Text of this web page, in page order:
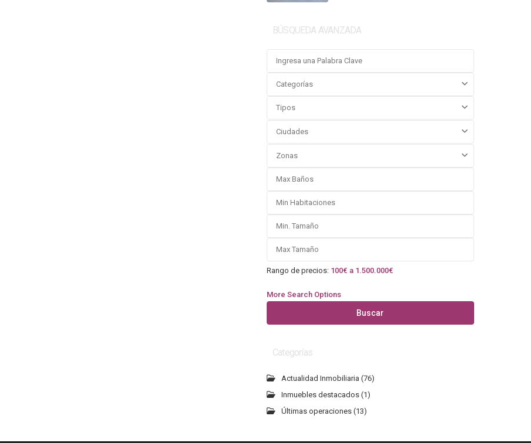
BÚSQUEDA AVANZADA
Categorías
Tipos
Ciudades
Zonas
Rango de precios: 100€ a 1.500.000€
More Search Options
Buscar
Categorías
Actualidad Inmobiliaria (76)
Inmuebles destacados (1)
Últimas operaciones (13)